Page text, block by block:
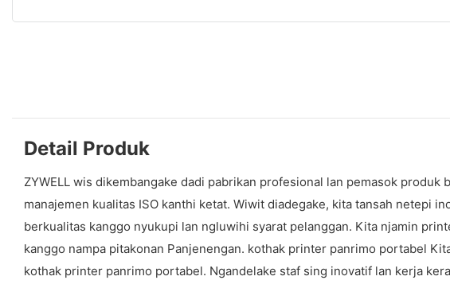
Detail Produk
ZYWELL wis dikembangake dadi pabrikan profesional lan pemasok
manajemen kualitas ISO kanthi ketat. Wiwit diadegake, kita tansah netepi
berkualitas kanggo nyukupi lan ngluwihi syarat pelanggan. Kita njamin
kanggo nampa pitakonan Panjenengan. kothak printer panrimo portabel
kothak printer panrimo portabel. Ngandelake staf sing inovatif lan kerja